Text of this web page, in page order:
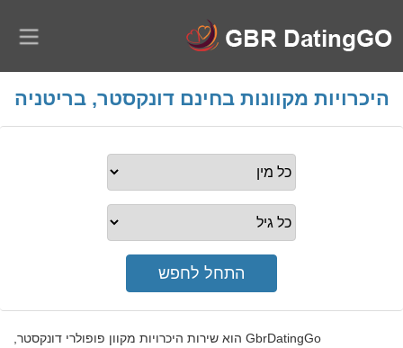
היכרויות מקוונות בחינם דונקסטר, בריטניה
GbrDatingGo הוא שירות היכרויות מקוון פופולרי דונקסטר,